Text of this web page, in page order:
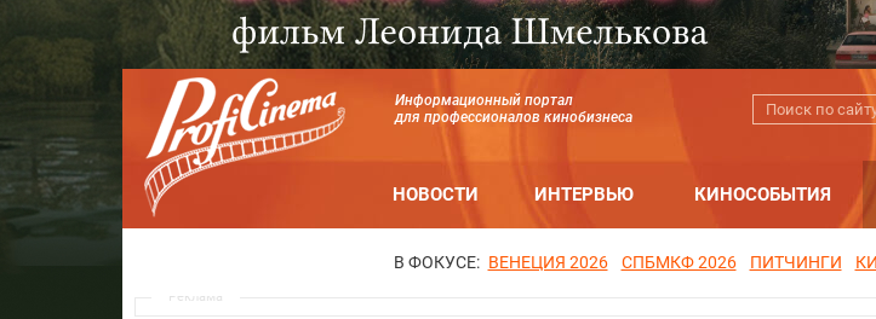
Информационный портал
для профессионалов кинобизнеса
НОВОСТИ ИНТЕРВЬЮ КИНОСОБЫТИЯ
В ФОКУСЕ: ВЕНЕЦИЯ 2026 СПБМКФ 2026 ПИТЧИНГИ
Реклама